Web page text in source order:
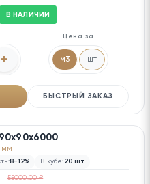
В НАЛИЧИИ
+
Цена за
м3 шт
БЫСТРЫЙ ЗАКАЗ
мм
8-12% В кубе: 20 шт
55000.00 ₽